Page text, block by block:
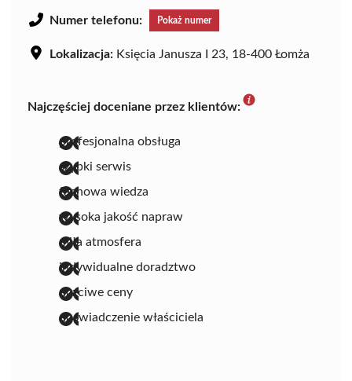
Numer telefonu: Pokaż numer
Lokalizacja: Księcia Janusza I 23, 18-400 Łomża
Najczęściej doceniane przez klientów:
profesjonalna obsługa
szybki serwis
fachowa wiedza
wysoka jakość napraw
miła atmosfera
indywidualne doradztwo
uczciwe ceny
doświadczenie właściciela